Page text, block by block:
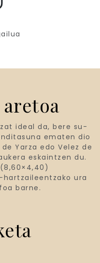
ideal da, bere su-
ematen dio
Yarza edo Velez de
eskaintzen du.
ura
barne.